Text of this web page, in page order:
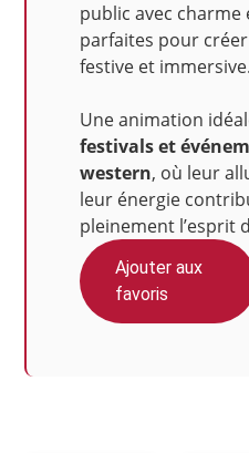
public avec
parfaites pour
festive et immersive.
Une animation
festivals et
western, où leur
leur énergie
pleinement l’esprit
Ajouter aux
favoris